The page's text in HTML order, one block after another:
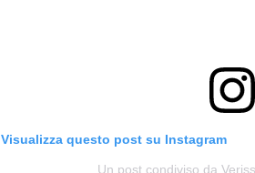
Visualizza questo post su Instagram
Un post condiviso da